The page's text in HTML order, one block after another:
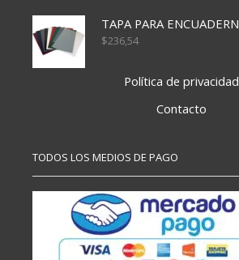
$236,54
Política de privacidad
Contacto
TODOS LOS MEDIOS DE PAGO